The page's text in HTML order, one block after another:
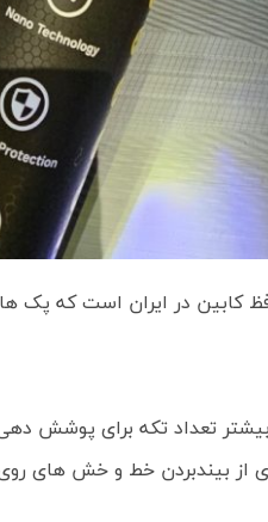
تعداد تکه برای پوشش
از بیندبردن خط و خش های